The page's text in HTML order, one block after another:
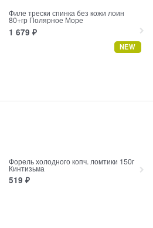
Филе трески спинка без кожи лоин
80+гр Полярное Море
1 679 ₽
NEW
Форель холодного копч. ломтики 150г
Кинтизьма
519 ₽